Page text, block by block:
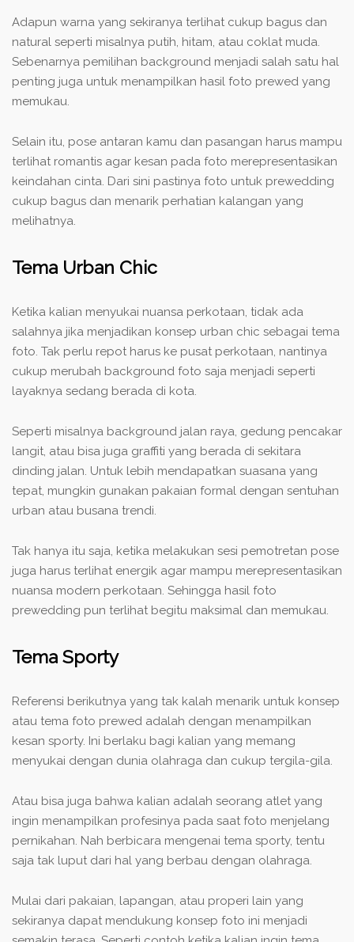
Adapun warna yang sekiranya terlihat cukup bagus dan
natural seperti misalnya putih, hitam, atau coklat muda.
Sebenarnya pemilihan background menjadi salah satu hal
penting juga untuk menampilkan hasil foto prewed yang
memukau.
Selain itu, pose antaran kamu dan pasangan harus mampu
terlihat romantis agar kesan pada foto merepresentasikan
keindahan cinta. Dari sini pastinya foto untuk prewedding
cukup bagus dan menarik perhatian kalangan yang
melihatnya.
Tema Urban Chic
Ketika kalian menyukai nuansa perkotaan, tidak ada
salahnya jika menjadikan konsep urban chic sebagai tema
foto. Tak perlu repot harus ke pusat perkotaan, nantinya
cukup merubah background foto saja menjadi seperti
layaknya sedang berada di kota.
Seperti misalnya background jalan raya, gedung pencakar
langit, atau bisa juga graffiti yang berada di sekitara
dinding jalan. Untuk lebih mendapatkan suasana yang
tepat, mungkin gunakan pakaian formal dengan sentuhan
urban atau busana trendi.
Tak hanya itu saja, ketika melakukan sesi pemotretan pose
juga harus terlihat energik agar mampu merepresentasikan
nuansa modern perkotaan. Sehingga hasil foto
prewedding pun terlihat begitu maksimal dan memukau.
Tema Sporty
Referensi berikutnya yang tak kalah menarik untuk konsep
atau tema foto prewed adalah dengan menampilkan
kesan sporty. Ini berlaku bagi kalian yang memang
menyukai dengan dunia olahraga dan cukup tergila-gila.
Atau bisa juga bahwa kalian adalah seorang atlet yang
ingin menampilkan profesinya pada saat foto menjelang
pernikahan. Nah berbicara mengenai tema sporty, tentu
saja tak luput dari hal yang berbau dengan olahraga.
Mulai dari pakaian, lapangan, atau properi lain yang
sekiranya dapat mendukung konsep foto ini menjadi